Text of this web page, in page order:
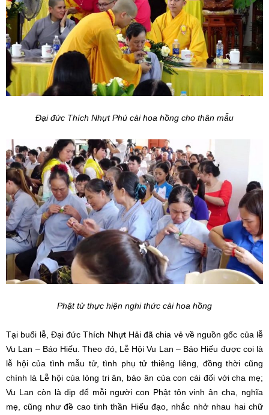
Đại đức Thích Nhựt Phú cài hoa hồng cho thân mẫu
Phật tử thực hiện nghi thức cài hoa hồng
Tại buổi lễ, Đại đức Thích Nhựt Hải đã chia vẻ về nguồn gốc của lễ
Vu Lan – Báo Hiếu. Theo đó, Lễ Hội Vu Lan – Báo Hiếu được coi là
lễ hội của tình mẫu tử, tình phụ tử thiêng liêng, đồng thời cũng
chính là Lễ hội của lòng tri ân, báo ân của con cái đối với cha mẹ;
Vu Lan còn là dịp để mỗi người con Phật tôn vinh ân cha, nghĩa
mẹ, cũng như đề cao tinh thần Hiếu đạo, nhắc nhở nhau hai chữ